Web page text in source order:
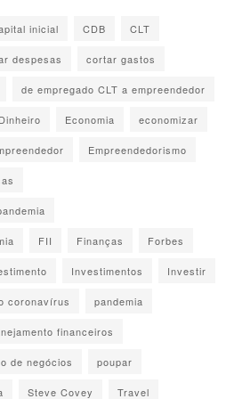
membros da equipe terão dias
cada etapa sem atropelos.
colocar no papel (ou num
sua equipe. O objetivo é alinhar
sobre o produto a ser testado.
pensa em desenvolver um
certamente cada um
são importantes para criar
visões divergentes podem
um ciclo infinito de atritos nada
a cada um, selecionar as ideias
inicial CDB CLT
despesas cortar gastos
de empregado CLT a empreendedor
Dinheiro Economia economizar
Empreendedorismo
FII Finanças Forbes
Investimentos Investir
coronavírus pandemia
financeiros
de negócios poupar
Steve Covey Travel